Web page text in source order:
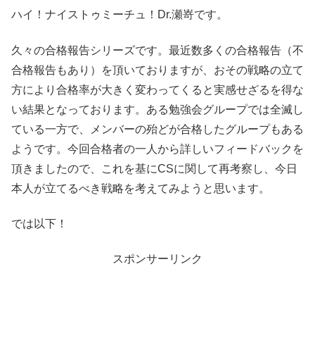
ハイ！ナイストゥミーチュ！Dr.瀬嵜です。
久々の合格報告シリーズです。最近数多くの合格報告（不
合格報告もあり）を頂いておりますが、おその戦略の立て
方により合格率が大きく変わってくると実感せざるを得な
い結果となっております。ある勉強会グループでは全滅し
ている一方で、メンバーの殆どが合格したグループもある
ようです。今回合格者の一人から詳しいフィードバックを
頂きましたので、これを基にCSに関して再考察し、今日
本人が立てるべき戦略を考えてみようと思います。
では以下！
スポンサーリンク